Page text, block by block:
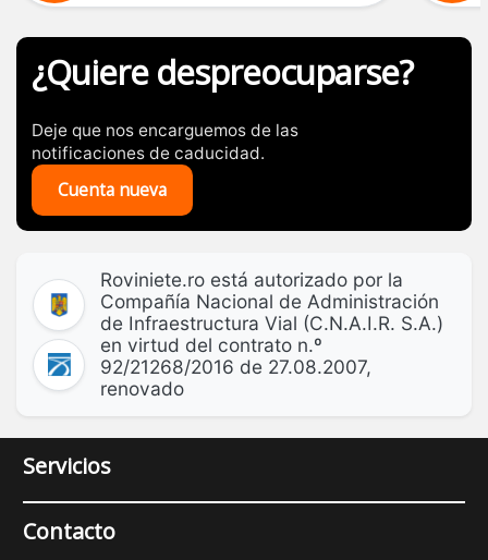
¿Quiere despreocuparse?
Deje que nos encarguemos de las
notificaciones de caducidad.
Cuenta nueva
Roviniete.ro está autorizado por la
Compañía Nacional de Administración
de Infraestructura Vial (C.N.A.I.R. S.A.)
en virtud del contrato n.º
92/21268/2016 de 27.08.2007,
renovado
Servicios
Contacto